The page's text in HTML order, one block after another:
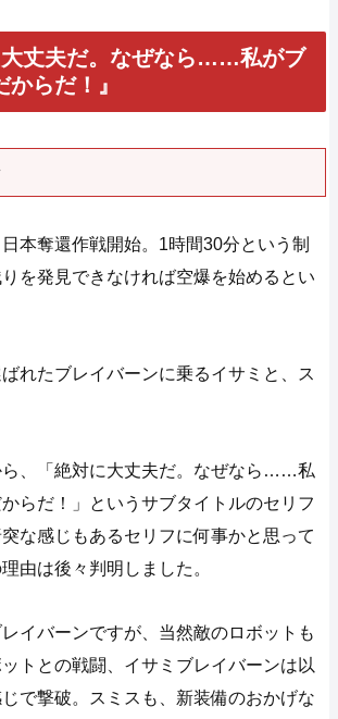
大丈夫だ。なぜなら……私がブ
らだ！』
本奪還作戦開始。1時間30分という制
を発見できなければ空爆を始めるとい
れたブレイバーンに乗るイサミと、ス
ら、「絶対に大丈夫だ。なぜなら……私
らだ！」というサブタイトルのセリフ
な感じもあるセリフに何事かと思って
由は後々判明しました。
イバーンですが、当然敵のロボットも
トとの戦闘、イサミブレイバーンは以
で撃破。スミスも、新装備のおかげな